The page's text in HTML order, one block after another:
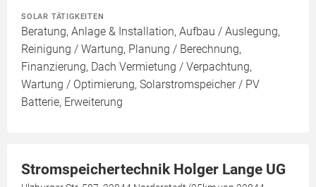
SOLAR TÄTIGKEITEN
Beratung, Anlage & Installation, Aufbau / Auslegung,
Reinigung / Wartung, Planung / Berechnung,
Finanzierung, Dach Vermietung / Verpachtung,
Wartung / Optimierung, Solarstromspeicher / PV
Batterie, Erweiterung
Stromspeichertechnik Holger Lange UG